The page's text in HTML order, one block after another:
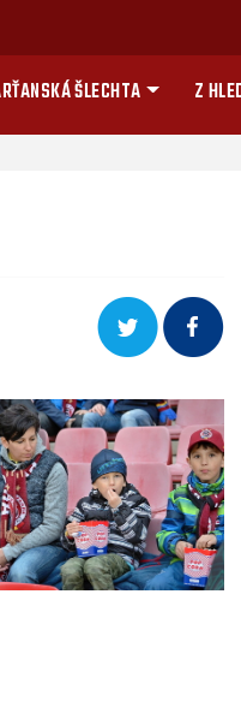
ŠLECHTA Z